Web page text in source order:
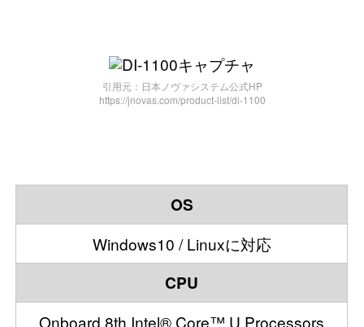
引用元：日本ノヴァシステム公式HP
https://jnovas.com/product-list/di-1100
OS
Windows10 / Linuxに対応
CPU
Onboard 8th Intel® Core™ U Processors